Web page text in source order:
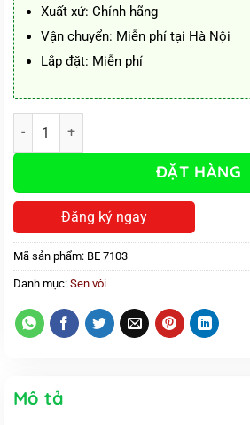
Xuất xứ: Chính hãng
Vận chuyển: Miễn phí tại Hà Nội
Lắp đặt: Miễn phí
ĐẶT HÀNG
Đăng ký ngay
Mã sản phẩm: BE 7103
Danh mục: Sen vòi
Mô tả